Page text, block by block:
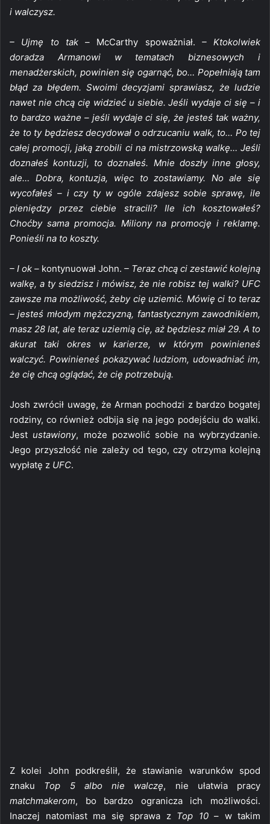
i walczysz.
– Ujmę to tak – McCarthy spoważniał. – Ktokolwiek
doradza Armanowi w tematach biznesowych i
menadżerskich, powinien się ogarnąć, bo… Popełniają tam
błąd za błędem. Swoimi decyzjami sprawiasz, że ludzie
nawet nie chcą cię widzieć u siebie. Jeśli wydaje ci się – i
to bardzo ważne – jeśli wydaje ci się, że jesteś tak ważny,
że to ty będziesz decydował o odrzucaniu walk, to… Po tej
całej promocji, jaką zrobili ci na mistrzowską walkę… Jeśli
doznałeś kontuzji, to doznałeś. Mnie doszły inne głosy,
ale… Dobra, kontuzja, więc to zostawiamy. No ale się
wycofałeś – i czy ty w ogóle zdajesz sobie sprawę, ile
pieniędzy przez ciebie stracili? Ile ich kosztowałeś?
Choćby sama promocja. Miliony na promocję i reklamę.
Ponieśli na to koszty.
– I ok – kontynuował John. – Teraz chcą ci zestawić kolejną
walkę, a ty siedzisz i mówisz, że nie robisz tej walki? UFC
zawsze ma możliwość, żeby cię uziemić. Mówię ci to teraz
– jesteś młodym mężczyzną, fantastycznym zawodnikiem,
masz 28 lat, ale teraz uziemią cię, aż będziesz miał 29. A to
akurat taki okres w karierze, w którym powinieneś
walczyć. Powinieneś pokazywać ludziom, udowadniać im,
że cię chcą oglądać, że cię potrzebują.
Josh zwrócił uwagę, że Arman pochodzi z bardzo bogatej
rodziny, co również odbija się na jego podejściu do walki.
Jest ustawiony, może pozwolić sobie na wybrzydzanie.
Jego przyszłość nie zależy od tego, czy otrzyma kolejną
wypłatę z UFC.
Z kolei John podkreślił, że stawianie warunków spod
znaku Top 5 albo nie walczę, nie ułatwia pracy
matchmakerom, bo bardzo ogranicza ich możliwości.
Inaczej natomiast ma się sprawa z Top 10– w takim